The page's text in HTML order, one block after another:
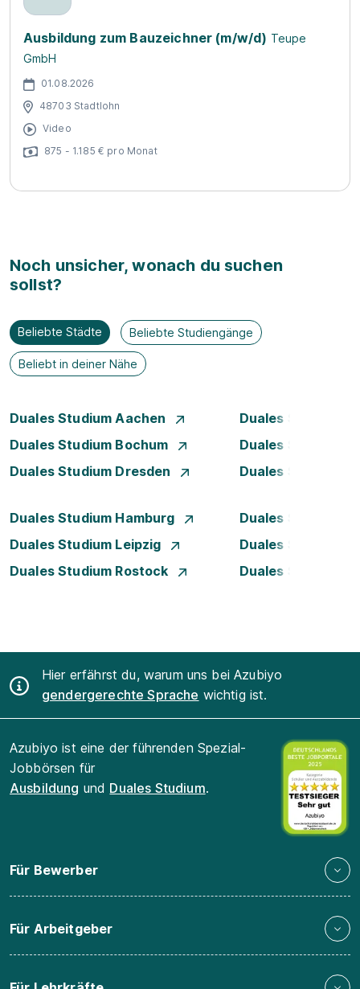
Ausbildung zum Bauzeichner (m/w/d) Teupe
GmbH
01.08.2026
48703 Stadtlohn
Video
875 - 1.185 € pro Monat
Noch unsicher, wonach du suchen
sollst?
Beliebte Städte Beliebte Studiengänge
Beliebt in deiner Nähe
Duales Studium Aachen
Duales Studium
Duales Studium Bochum
Duales Studium
Duales Studium Dresden
Duales Studium
Duales Studium Hamburg
Duales Studium
Duales Studium Leipzig
Duales Studium
Duales Studium Rostock
Duales Studium
Hier erfährst du, warum uns bei Azubiyo
gendergerechte Sprache wichtig ist.
Azubiyo ist eine der führenden Spezial-
Jobbörsen für
Ausbildung und Duales Studium.
Für Bewerber
Für Arbeitgeber